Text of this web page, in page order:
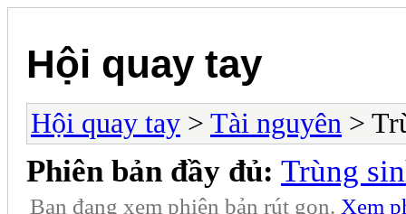
Hội quay tay
Hội quay tay > Tài nguyên >
Phiên bản đầy đủ: Trùng
Bạn đang xem phiên bản rút gọn. Xem